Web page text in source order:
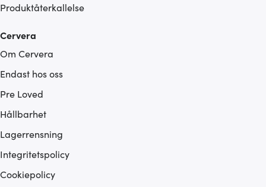
Produktåterkallelse
Cervera
Om Cervera
Endast hos oss
Pre Loved
Hållbarhet
Lagerrensning
Integritetspolicy
Cookiepolicy